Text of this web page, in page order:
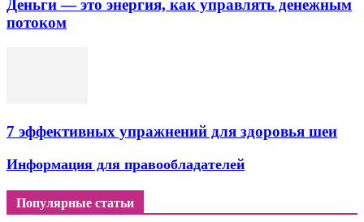
Деньги — это энергия, как управлять денежным
потоком
7 эффективных упражнений для здоровья шеи
Информация для правообладателей
Популярные статьи